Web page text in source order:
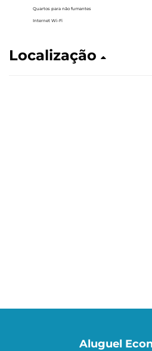
Quartos para não fumantes
Internet Wi-Fi
Localização
Aluguel